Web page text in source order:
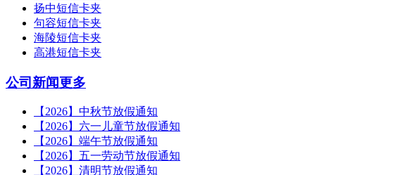
扬中短信卡夹
句容短信卡夹
海陵短信卡夹
高港短信卡夹
公司新闻更多
【2026】中秋节放假通知
【2026】六一儿童节放假通知
【2026】端午节放假通知
【2026】五一劳动节放假通知
【2026】清明节放假通知